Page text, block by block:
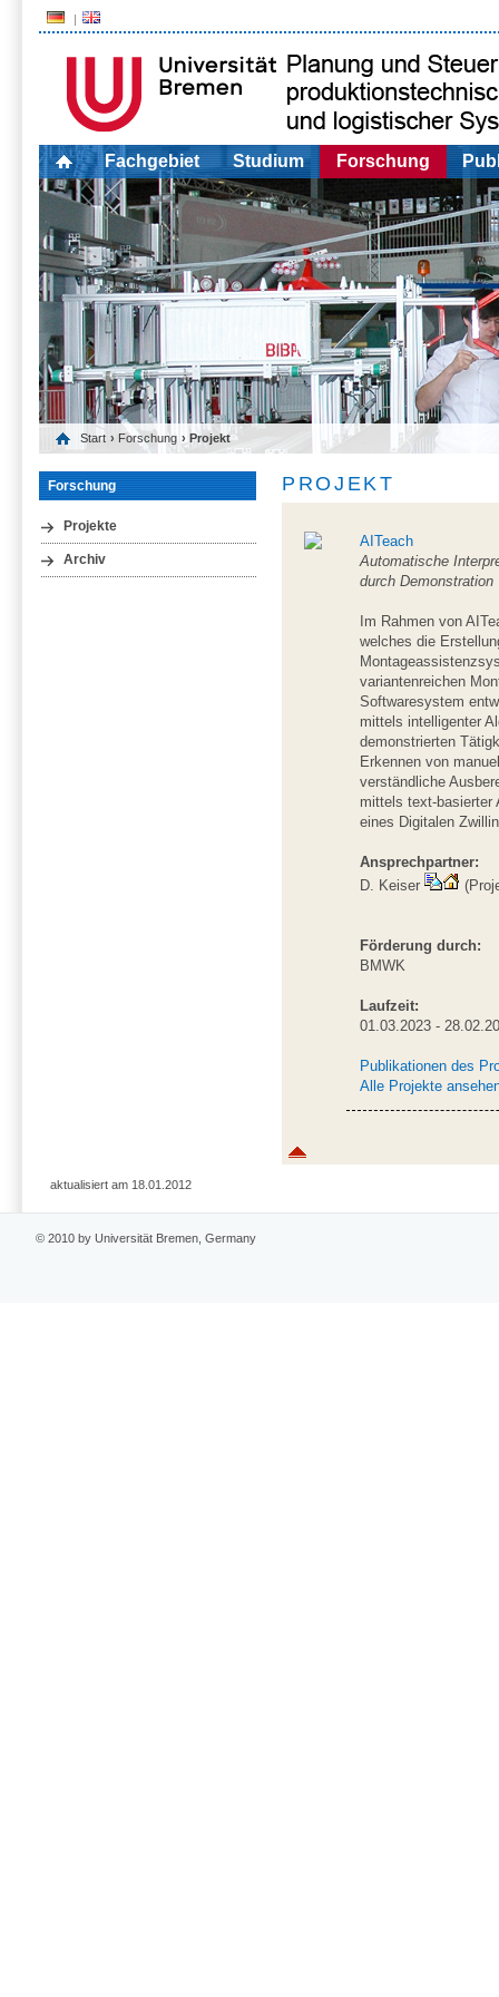
Fachgebiet Studium Forschung
Start › Forschung › Projekt
Forschung
Projekte
Archiv
PROJEKT
AITeach
Automatische
durch Demonstration
Im Rahmen von
welches die
variantenreichen
Softwaresystem
mittels intelligenter
demonstrierten
Erkennen von
verständliche
mittels text-basierter
eines Digitalen
Ansprechpartner:
D. Keiser
Förderung durch:
BMWK
Laufzeit:
01.03.2023 -
Publikationen des
Alle Projekte
aktualisiert am 18.01.2012
© 2010 by Universität Bremen, Germany